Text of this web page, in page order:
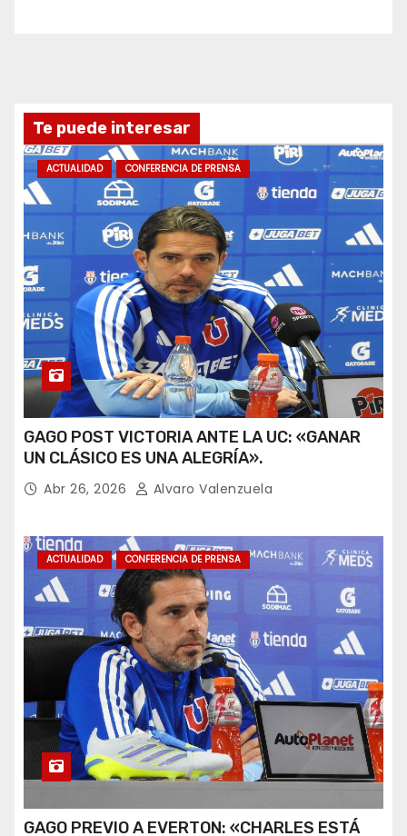
Te puede interesar
ACTUALIDAD CONFERENCIA DE PRENSA
GAGO POST VICTORIA ANTE LA UC: «GANAR
UN CLÁSICO ES UNA ALEGRÍA».
Abr 26, 2026 Alvaro Valenzuela
ACTUALIDAD CONFERENCIA DE PRENSA
GAGO PREVIO A EVERTON: «CHARLES ESTÁ